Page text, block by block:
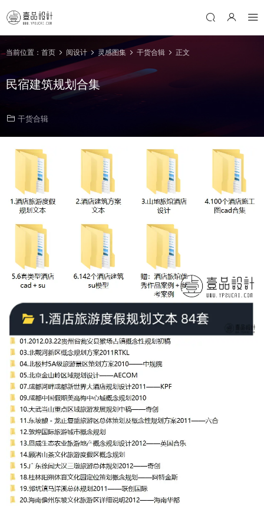
当前位置： 首页 阅设计 灵感图集 干货合辑 正文
民宿建筑规划合集
干货合辑